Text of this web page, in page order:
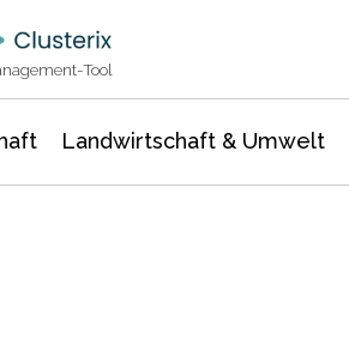
Tool
Landwirtschaft & Umwelt